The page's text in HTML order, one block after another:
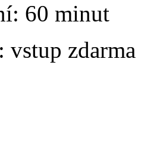
60 minut
vstup zdarma